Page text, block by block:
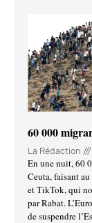
60 000
La Rédaction
En une nuit, 60
Ceuta, faisant
et TikTok, qui
par Rabat.
de suspendre